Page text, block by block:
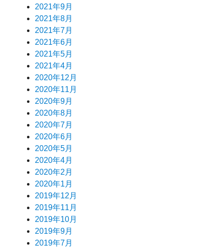
2021年9月
2021年8月
2021年7月
2021年6月
2021年5月
2021年4月
2020年12月
2020年11月
2020年9月
2020年8月
2020年7月
2020年6月
2020年5月
2020年4月
2020年2月
2020年1月
2019年12月
2019年11月
2019年10月
2019年9月
2019年7月